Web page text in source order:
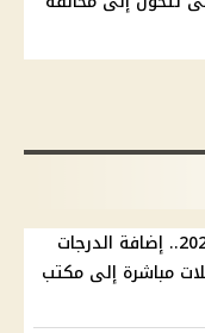
تظلمات الثانوية العامة 2026.. إضافة الدرجات
مباشرة إلى مكتب